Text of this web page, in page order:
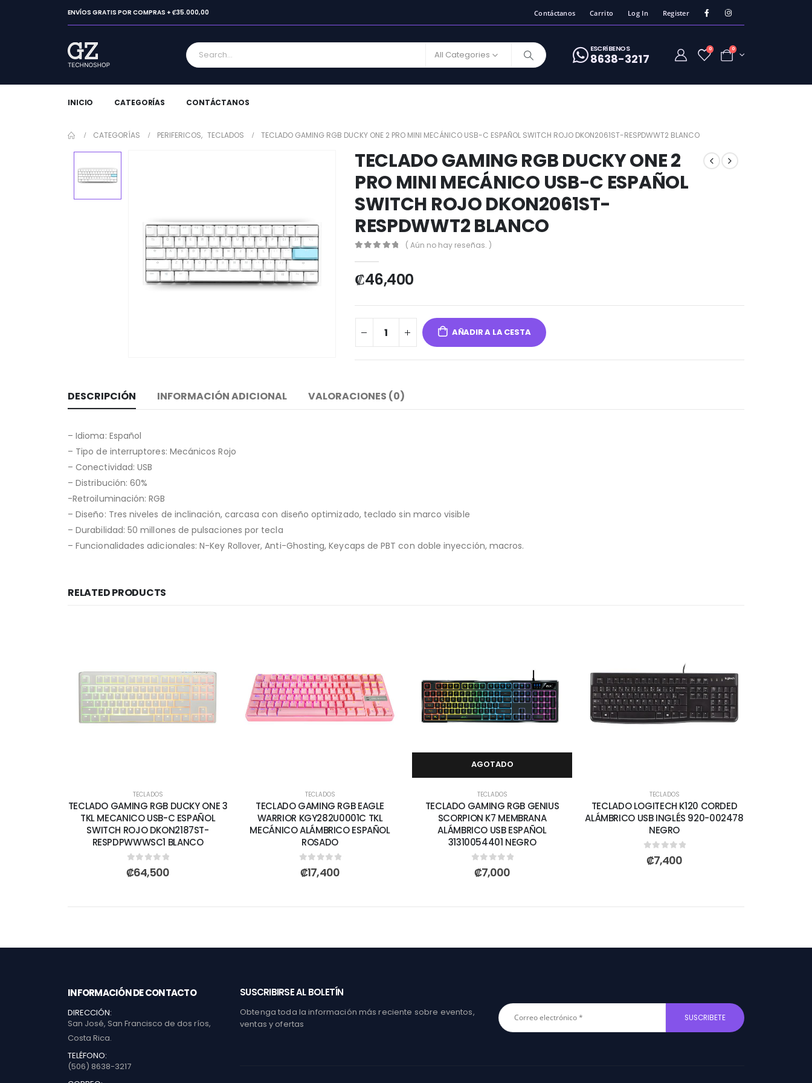
ENVÍOS GRATIS POR COMPRAS + ₡35.000,00 Contáctanos Carrito Log In Register
All Categories
ESCRíBENOS
8638-3217
0 0
INICIO CATEGORÍAS CONTÁCTANOS
CATEGORÍAS PERIFERICOS, TECLADOS TECLADO GAMING RGB DUCKY ONE 2 PRO MINI MECÁNICO USB-C ESPAÑOL SWITCH ROJO DKON2061ST-RESPDWWT2 BLANCO
TECLADO GAMING RGB DUCKY ONE 2
PRO MINI MECÁNICO USB-C ESPAÑOL
SWITCH ROJO DKON2061ST-
RESPDWWT2 BLANCO
( Aún no hay reseñas. )
₡46,400
AÑADIR A LA CESTA
DESCRIPCIÓN INFORMACIÓN ADICIONAL VALORACIONES (0)
– Idioma: Español
– Tipo de interruptores: Mecánicos Rojo
– Conectividad: USB
– Distribución: 60%
-Retroiluminación: RGB
– Diseño: Tres niveles de inclinación, carcasa con diseño optimizado, teclado sin marco visible
– Durabilidad: 50 millones de pulsaciones por tecla
– Funcionalidades adicionales: N-Key Rollover, Anti-Ghosting, Keycaps de PBT con doble inyección, macros.
RELATED PRODUCTS
TECLADOS
TECLADO GAMING RGB DUCKY ONE 3
TKL MECANICO USB-C ESPAÑOL
SWITCH ROJO DKON2187ST-
RESPDPWWWSC1 BLANCO
0out of 5
₡64,500
TECLADOS
TECLADO GAMING RGB EAGLE
WARRIOR KGY282U0001C TKL
MECÁNICO ALÁMBRICO ESPAÑOL
ROSADO
0out of 5
₡17,400
AGOTADO
TECLADOS
TECLADO GAMING RGB GENIUS
SCORPION K7 MEMBRANA
ALÁMBRICO USB ESPAÑOL
31310054401 NEGRO
0out of 5
₡7,000
TECLADOS
TECLADO LOGITECH K120 CORDED
ALÁMBRICO USB INGLÉS 920-002478
NEGRO
0out of 5
₡7,400
INFORMACIÓN DE CONTACTO
DIRECCIÓN:
San José, San Francisco de dos ríos,
Costa Rica.
TELÉFONO:
(506) 8638-3217
SUSCRIBIRSE AL BOLETÍN
Obtenga toda la información más reciente sobre eventos,
ventas y ofertas